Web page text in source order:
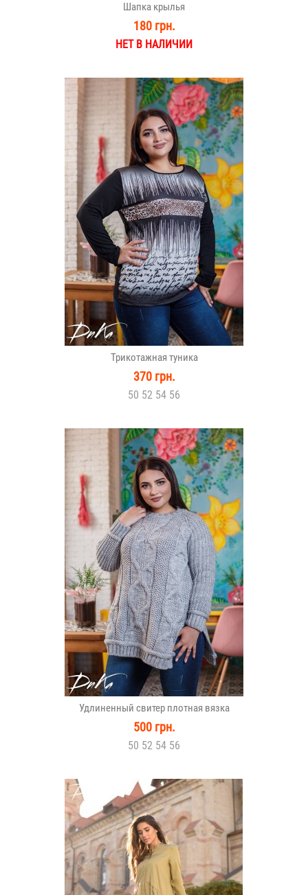
Шапка крылья
180 грн.
НЕТ В НАЛИЧИИ
Трикотажная туника
370 грн.
50 52 54 56
Удлиненный свитер плотная вязка
500 грн.
50 52 54 56